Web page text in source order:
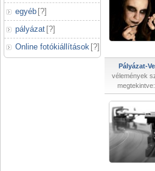
egyéb [?]
pályázat [?]
Online fotókiállítások [?]
Pályázat-
vélemények